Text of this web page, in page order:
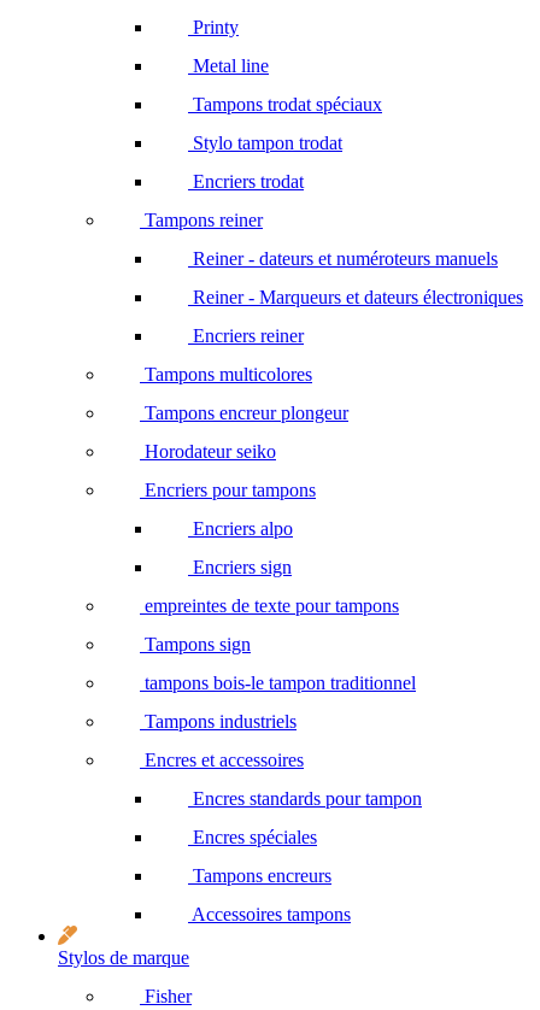
Printy
Metal line
Tampons trodat spéciaux
Stylo tampon trodat
Encriers trodat
Tampons reiner
Reiner - dateurs et numéroteurs manuels
Reiner - Marqueurs et dateurs électroniques
Encriers reiner
Tampons multicolores
Tampons encreur plongeur
Horodateur seiko
Encriers pour tampons
Encriers alpo
Encriers sign
empreintes de texte pour tampons
Tampons sign
tampons bois-le tampon traditionnel
Tampons industriels
Encres et accessoires
Encres standards pour tampon
Encres spéciales
Tampons encreurs
Accessoires tampons
Stylos de marque
Fisher